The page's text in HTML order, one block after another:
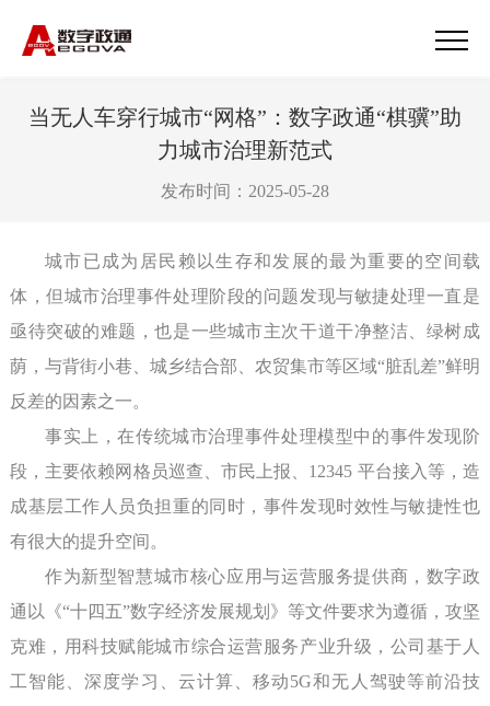
当无人车穿行城市“网格”：数字政通“棋骥”助
力城市治理新范式
发布时间：2025-05-28
城市已成为居民赖以生存和发展的最为重要的空间载
体，但城市治理事件处理阶段的问题发现与敏捷处理一直是
亟待突破的难题，也是一些城市主次干道干净整洁、绿树成
荫，与背街小巷、城乡结合部、农贸集市等区域“脏乱差”鲜明
反差的因素之一。
事实上，在传统城市治理事件处理模型中的事件发现阶
段，主要依赖网格员巡查、市民上报、12345 平台接入等，造
成基层工作人员负担重的同时，事件发现时效性与敏捷性也
有很大的提升空间。
作为新型智慧城市核心应用与运营服务提供商，数字政
通以《“十四五”数字经济发展规划》等文件要求为遵循，攻坚
克难，用科技赋能城市综合运营服务产业升级，公司基于人
工智能、深度学习、云计算、移动5G和无人驾驶等前沿技